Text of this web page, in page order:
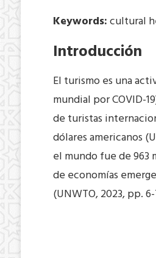
Keywords:cultural
Introducción
El turismo es una
mundial por COVID-
de turistas
dólares americanos
el mundo fue de 963
de economías
(UNWTO, 2023, pp.